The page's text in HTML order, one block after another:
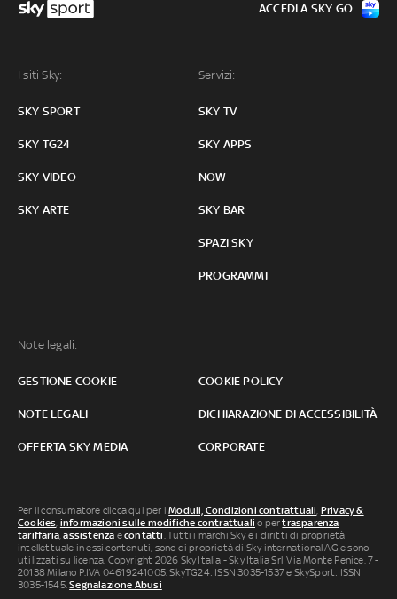
I siti Sky:
SKY SPORT
SKY TG24
SKY VIDEO
SKY ARTE
Servizi:
SKY TV
SKY APPS
NOW
SKY BAR
SPAZI SKY
PROGRAMMI
Note legali:
GESTIONE COOKIE COOKIE POLICY
NOTE LEGALI DICHIARAZIONE DI ACCESSIBILITÀ
OFFERTA SKY MEDIA CORPORATE
ACCEDI A SKY GO
Per il consumatore clicca qui per iModuli, Condizioni contrattuali Privacy &
Cookies informazioni sulle modifiche contrattuali o pertrasparenza
tariffaria ,assistenza econtatti . Tutti i marchi Sky e i diritti di proprietà
intellettuale in essi contenuti, sono di proprietà di Sky international AG e sono
utilizzati su licenza. Copyright 2026 Sky Italia - Sky Italia Srl Via Monte Penice, 7 -
20138 Milano P.IVA 04619241005. SkyTG24: ISSN 3035-1537 e SkySport: ISSN
3035-1545.Segnalazione Abusi